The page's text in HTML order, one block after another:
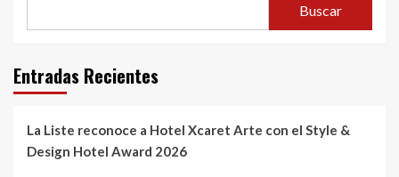
Buscar
Entradas Recientes
La Liste reconoce a Hotel Xcaret Arte con el Style &
Design Hotel Award 2026